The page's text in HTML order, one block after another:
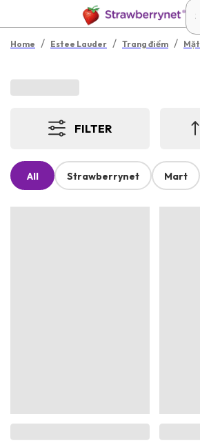
Home / Estee Lauder / Trang điểm / Mặt
FILTER
All Strawberrynet Mart